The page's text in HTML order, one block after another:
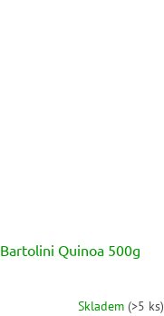
Bartolini Quinoa 500g
Skladem (>5 ks)